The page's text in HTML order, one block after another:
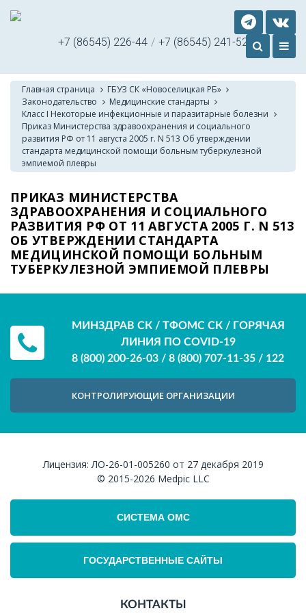
+7 (86545) 226-44 / +7 (86545) 241-52
Главная страница
ГБУЗ СК «Новоселицкая РБ»
Законодательство
Медицинские стандарты
Класс I Некоторые инфекционные и паразитарные болезни
Приказ Министерства здравоохранения и социального
развития РФ от 11 августа 2005 г. N 513 Об утверждении
стандарта медицинской помощи больным туберкулезной
эмпиемой плевры
ПРИКАЗ МИНИСТЕРСТВА
ЗДРАВООХРАНЕНИЯ И СОЦИАЛЬНОГО
РАЗВИТИЯ РФ ОТ 11 АВГУСТА 2005 Г. N 513
ОБ УТВЕРЖДЕНИИ СТАНДАРТА
МЕДИЦИНСКОЙ ПОМОЩИ БОЛЬНЫМ
ТУБЕРКУЛЕЗНОЙ ЭМПИЕМОЙ ПЛЕВРЫ
МИНЗДРАВ СК / ТФОМС СК / ГОРЯЧАЯ
ЛИНИЯ ПО COVID-19
8 (800) 200-26-03 / 8 (800) 707-11-35 / 122
КОНТРОЛИРУЮЩИЕ ОРГАНИЗАЦИИ
Лицензия:ЛО-26-01-005260 от 27 декабря 2019
© 2015-2026 Medpic LLC
СИСТЕМА ОМС
ГОСУДАРСТВЕННЫЕ САЙТЫ
КОНТАКТЫ